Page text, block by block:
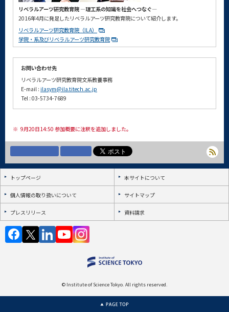
リベラルアーツ研究教育院 ―理工系の知識を社会へつなぐ―
2016年4月に発足したリベラルアーツ研究教育院について紹介します。
リベラルアーツ研究教育院（ILA）
学院・系及びリベラルアーツ研究教育院
お問い合わせ先
リベラルアーツ研究教育院文系教養事務
E-mail : ilasym@ila.titech.ac.jp
Tel : 03-5734-7689
※ 9月20日14:50 参加概要に注釈を追加しました。
トップページ 本サイトについて
個人情報の取り扱いについて サイトマップ
プレスリリース 資料請求
© Institute of Science Tokyo. All rights reserved.